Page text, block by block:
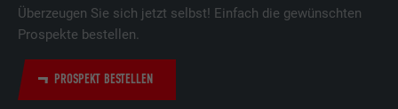
Überzeugen Sie sich jetzt selbst! Einfach die gewünschten
Prospekte bestellen.
PROSPEKT BESTELLEN